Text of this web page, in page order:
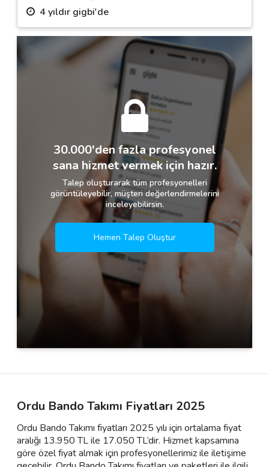
4 yıldır gigbi'de
30.000'den fazla profesyonel
sana hizmet vermek için hazır.
Talep oluşturarak tüm profesyonelleri
görüntüleyebilir, müşteri değerlendirmelerini
inceleyebilirsin.
Hemen Talep Oluştur
Ordu Bando Takımı Fiyatları 2025
Ordu Bando Takımı fiyatları 2025 yılı için ortalama fiyat
aralığı 13.950 TL ile 17.050 TL’dir. Hizmet kapsamına
göre özel fiyat almak için profesyonellerimiz ile iletişime